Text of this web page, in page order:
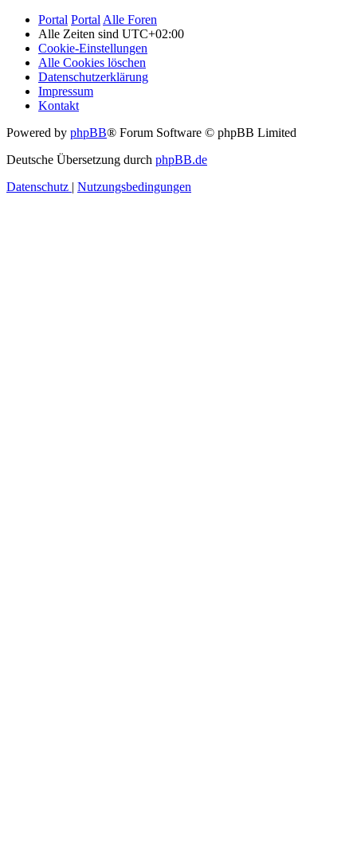
Portal Portal Alle Foren
Alle Zeiten sind UTC+02:00
Cookie-Einstellungen
Alle Cookies löschen
Datenschutzerklärung
Impressum
Kontakt
Powered by phpBB® Forum Software © phpBB Limited
Deutsche Übersetzung durch phpBB.de
Datenschutz | Nutzungsbedingungen